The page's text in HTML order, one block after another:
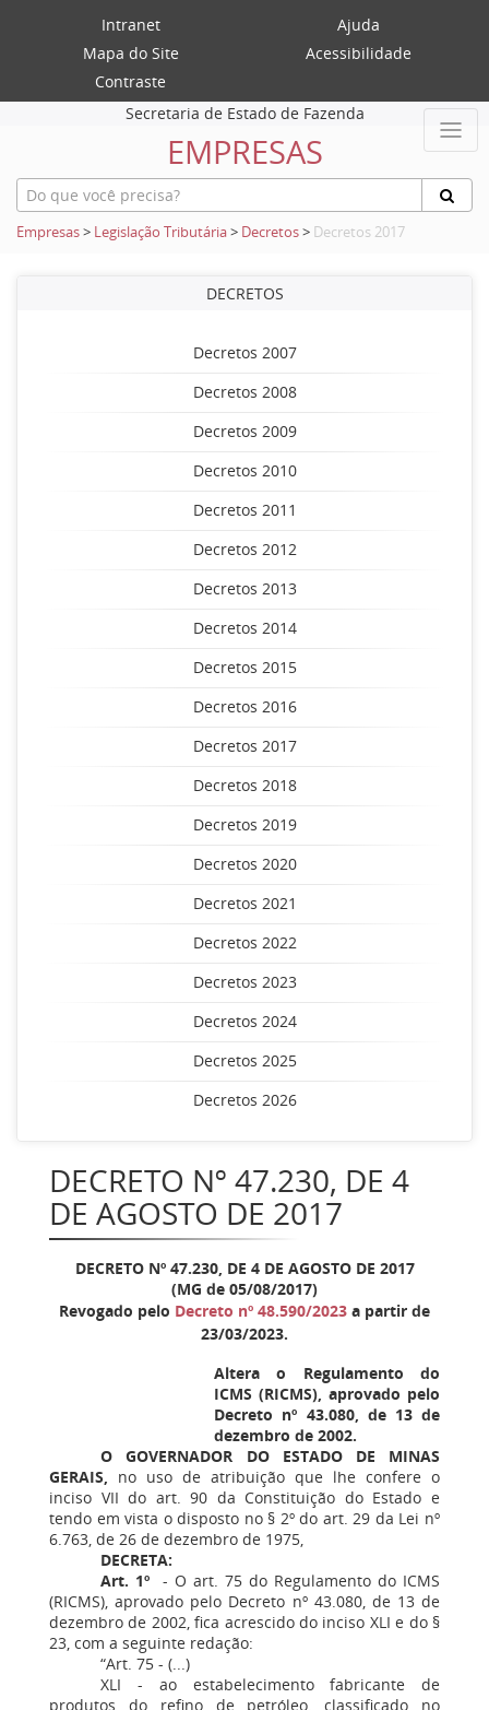
Intranet
Ajuda
Mapa do Site
Acessibilidade
Contraste
Secretaria de Estado de Fazenda
EMPRESAS
Empresas> Legislação Tributária> Decretos> Decretos 2017
DECRETOS
Decretos 2007
Decretos 2008
Decretos 2009
Decretos 2010
Decretos 2011
Decretos 2012
Decretos 2013
Decretos 2014
Decretos 2015
Decretos 2016
Decretos 2017
Decretos 2018
Decretos 2019
Decretos 2020
Decretos 2021
Decretos 2022
Decretos 2023
Decretos 2024
Decretos 2025
Decretos 2026
DECRETO Nº 47.230, DE 4
DE AGOSTO DE 2017
DECRETO Nº 47.230, DE 4 DE AGOSTO DE 2017
(MG de 05/08/2017)
Revogado pelo Decreto nº 48.590/2023 a partir de
23/03/2023.
Altera o Regulamento do
ICMS (RICMS), aprovado pelo
Decreto nº 43.080, de 13 de
dezembro de 2002.
O GOVERNADOR DO ESTADO DE MINAS
GERAIS, no uso de atribuição que lhe confere o
inciso VII do art. 90 da Constituição do Estado e
tendo em vista o disposto no § 2º do art. 29 da Lei nº
6.763, de 26 de dezembro de 1975,
DECRETA:
Art. 1º - O art. 75 do Regulamento do ICMS
(RICMS), aprovado pelo Decreto nº 43.080, de 13 de
dezembro de 2002, fica acrescido do inciso XLI e do §
23, com a seguinte redação:
“Art. 75 - (...)
XLI - ao estabelecimento fabricante de
produtos do refino de petróleo, classificado no